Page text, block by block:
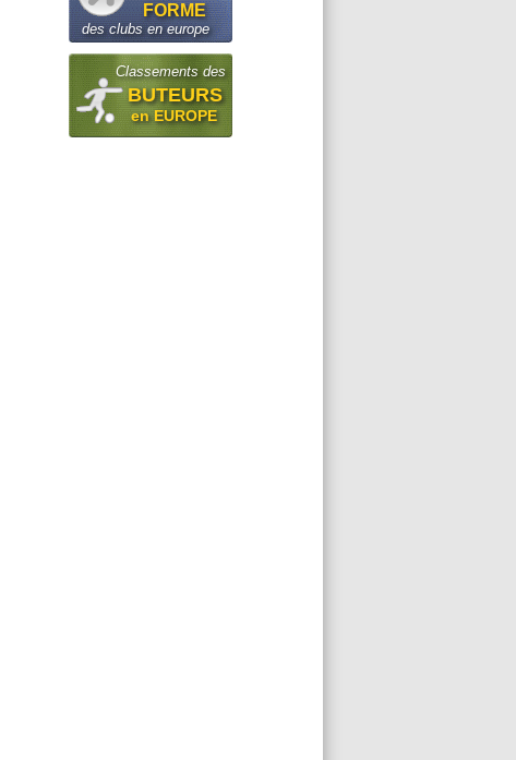
FORME
des clubs en europe
Classements des
BUTEURS
en EUROPE